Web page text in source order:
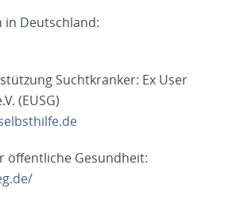
in Deutschland:
Suchtkranker: Ex User
(EUSG)
öffentliche Gesundheit: